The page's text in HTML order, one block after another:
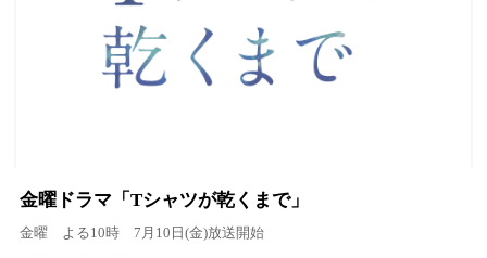
金曜ドラマ「Tシャツが乾くまで」
金曜 よる10時 7月10日(金)放送開始